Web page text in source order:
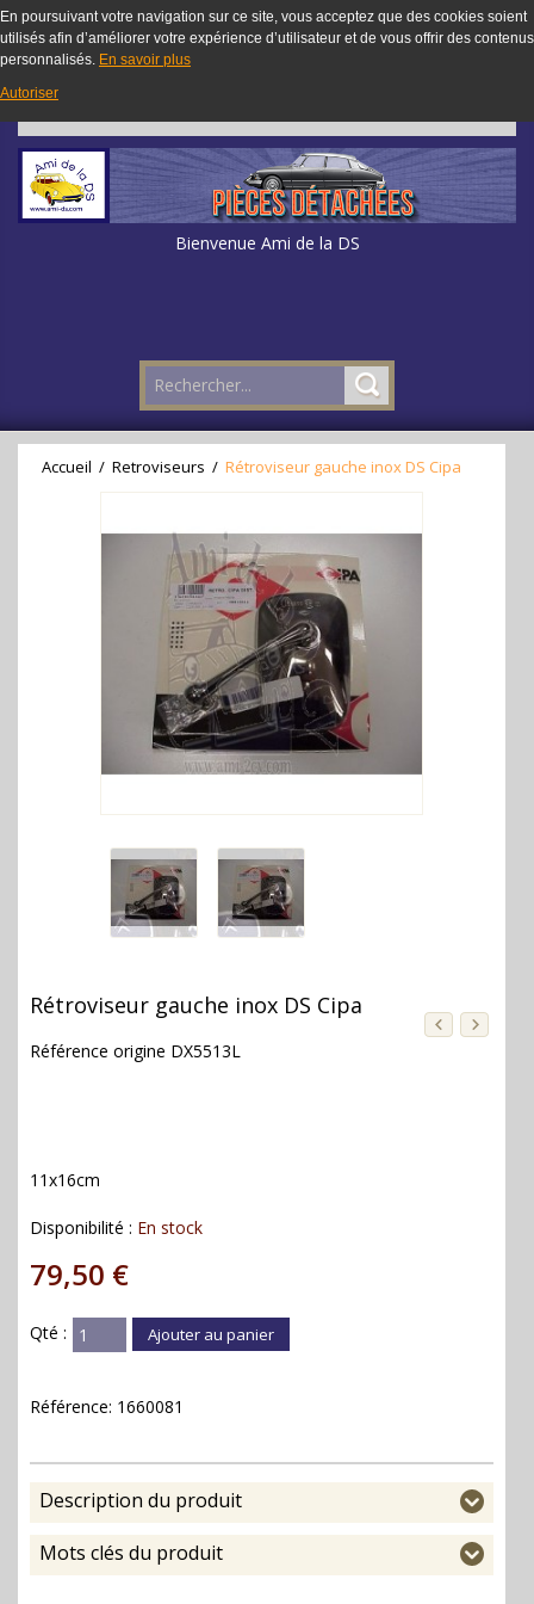
En poursuivant votre navigation sur ce site, vous acceptez que des cookies soient
utilisés afin d’améliorer votre expérience d’utilisateur et de vous offrir des contenus
personnalisés. En savoir plus
Autoriser
Bienvenue Ami de la DS
Accueil / Retroviseurs / Rétroviseur gauche inox DS Cipa
Rétroviseur gauche inox DS Cipa
Référence origine DX5513L
11x16cm
Disponibilité : En stock
79,50 €
Qté : Ajouter au panier
Référence: 1660081
Description du produit
Mots clés du produit